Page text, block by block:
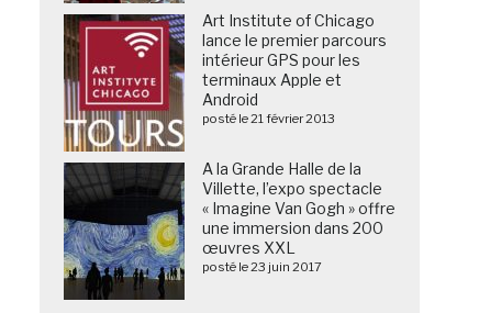
Art Institute of Chicago
lance le premier parcours
intérieur GPS pour les
terminaux Apple et
Android
posté le 21 février 2013
A la Grande Halle de la
Villette, l’expo spectacle
« Imagine Van Gogh » offre
une immersion dans 200
œuvres XXL
posté le 23 juin 2017